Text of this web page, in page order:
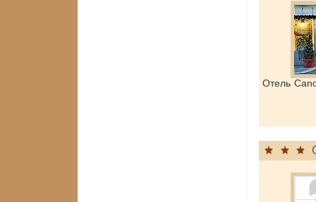
Отель